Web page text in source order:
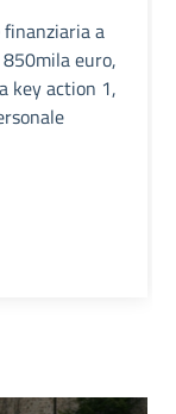
a
euro,
key action 1,